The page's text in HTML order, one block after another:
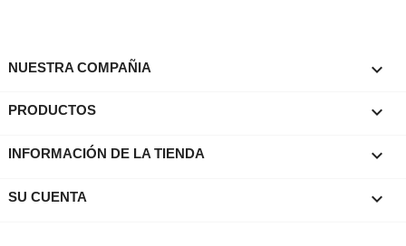
NUESTRA COMPAÑIA 
PRODUCTOS 
INFORMACIÓN DE LA TIENDA keyboard_arrow_down
SU CUENTA 